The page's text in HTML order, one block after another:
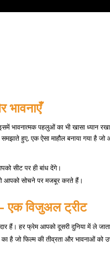
भावनाएँ
भावनात्मक पहलुओं का भी खासा ध्यान
हुए, एक ऐसा माहौल बनाया गया है
सीट पर ही बांध देंगे।
आपको सोचने पर मजबूर करते हैं।
एक विजुअल ट्रीट
हैं। हर फ्रेम आपको दूसरी दुनिया में ले
है जो फिल्म की तीव्रता और भावनाओं को